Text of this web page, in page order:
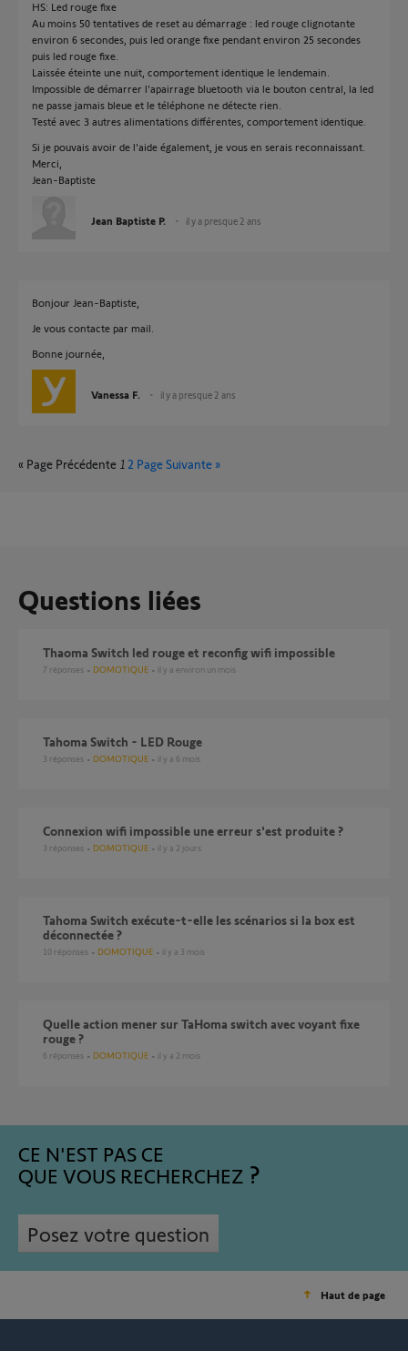
HS: Led rouge fixe
Au moins 50 tentatives de reset au démarrage : led rouge clignotante
environ 6 secondes, puis led orange fixe pendant environ 25 secondes
puis led rouge fixe.
Laissée éteinte une nuit, comportement identique le lendemain.
Impossible de démarrer l'apairrage bluetooth via le bouton central, la led
ne passe jamais bleue et le téléphone ne détecte rien.
Testé avec 3 autres alimentations différentes, comportement identique.
Si je pouvais avoir de l'aide également, je vous en serais reconnaissant.
Merci,
Jean-Baptiste
Jean Baptiste P. il y a presque 2 ans
Bonjour Jean-Baptiste,
Je vous contacte par mail.
Bonne journée,
Vanessa F. il y a presque 2 ans
« Page Précédente 1 2 Page Suivante »
Questions liées
Thaoma Switch led rouge et reconfig wifi impossible
7 réponses DOMOTIQUE il y a environ un mois
Tahoma Switch - LED Rouge
3 réponses DOMOTIQUE il y a 6 mois
Connexion wifi impossible une erreur s'est produite ?
3 réponses DOMOTIQUE il y a 2 jours
Tahoma Switch exécute-t-elle les scénarios si la box est
déconnectée ?
10 réponses DOMOTIQUE il y a 3 mois
Quelle action mener sur TaHoma switch avec voyant fixe
rouge ?
6 réponses DOMOTIQUE il y a 2 mois
CE N'EST PAS CE
QUE VOUS RECHERCHEZ
Posez votre question
Haut de page